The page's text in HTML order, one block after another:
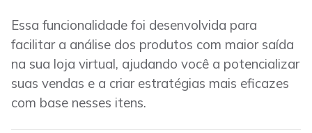
Essa funcionalidade foi desenvolvida para
facilitar a análise dos produtos com maior saída
na sua loja virtual, ajudando você a potencializar
suas vendas e a criar estratégias mais eficazes
com base nesses itens.